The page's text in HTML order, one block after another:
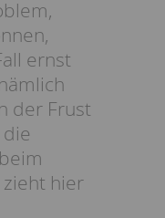
ernst
der Frust
hier